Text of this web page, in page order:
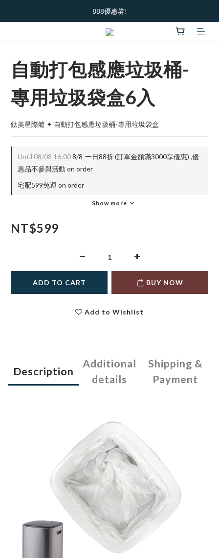
加入新會員  ｜ 領100元購物金
888優惠劵!
加入新會員  ｜ 領100元購物金
自動打包感應垃圾桶-
專用垃圾袋盒6入
鈦美星際艙 ✦ 自動打包感應垃圾桶-專用垃圾袋盒
Until 08/08 16:008/8-一日88折 (訂單金額滿3000享優惠) ,優
惠品不參與活動 on order
宅配599免運 on order
Show more
NT$599
ADD TO CART BUY NOW
Add to Wishlist
Description
Additional
details
Shipping &
Payment